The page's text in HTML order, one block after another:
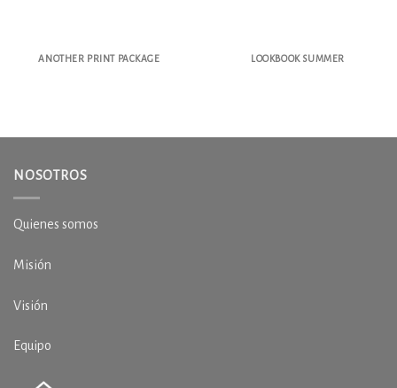
ANOTHER PRINT PACKAGE LOOKBOOK SUMMER
NOSOTROS
Quienes somos
Misión
Visión
Equipo